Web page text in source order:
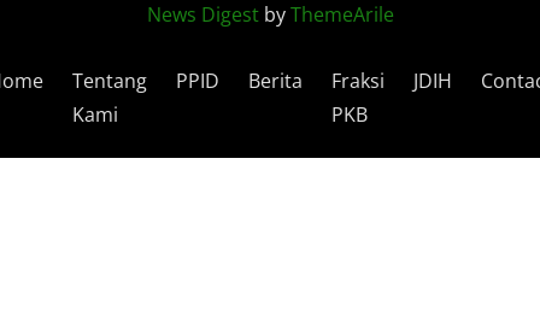
News DigestbyThemeArile
Tentang
Kami
PPID Berita
Fraksi
PKB
JDIH